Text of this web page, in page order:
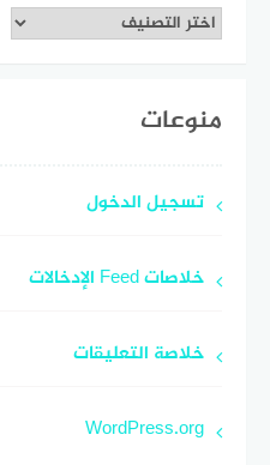
تصنيفات
منوعات
تسجيل الدخول
خلاصات Feed الإدخالات
خلاصة التعليقات
WordPress.org